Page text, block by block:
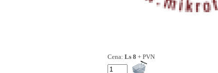
Cena: Ls 8 + PVN